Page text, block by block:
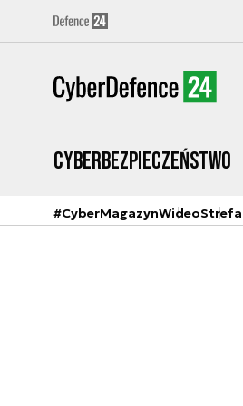
Cyberbezpieczeństwo
#CyberMagazynWideoStrefa